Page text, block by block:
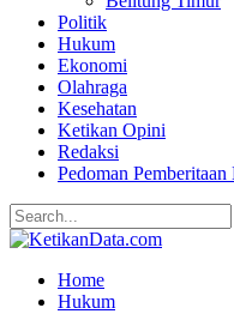
Politik
Hukum
Ekonomi
Olahraga
Kesehatan
Ketikan Opini
Redaksi
Pedoman
Home
Hukum